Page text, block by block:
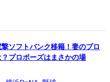
ソフトバンク移籍！妻のプロ
プロポーズはまさかの場